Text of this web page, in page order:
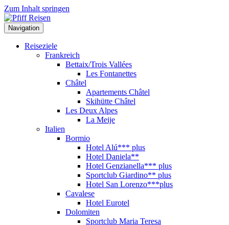
Zum Inhalt springen
Navigation
Reiseziele
Frankreich
Bettaix/Trois Vallées
Les Fontanettes
Châtel
Apartements Châtel
Skihütte Châtel
Les Deux Alpes
La Meije
Italien
Bormio
Hotel Alú*** plus
Hotel Daniela**
Hotel Genzianella*** plus
Sportclub Giardino** plus
Hotel San Lorenzo***plus
Cavalese
Hotel Eurotel
Dolomiten
Sportclub Maria Teresa